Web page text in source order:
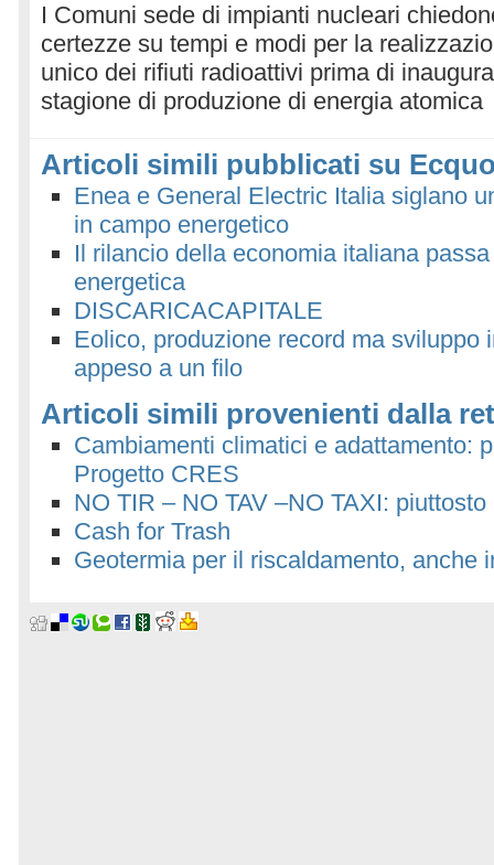
I Comuni sede di impianti nucleari
certezze su tempi e modi per la
unico dei rifiuti radioattivi prima di
stagione di produzione di energia atomica
Articoli simili pubblicati su
Enea e General Electric Italia siglano
in campo energetico
Il rilancio della economia italiana
energetica
DISCARICACAPITALE
Eolico, produzione record ma sviluppo
appeso a un filo
Articoli simili provenienti dalla
Cambiamenti climatici e adattamento:
Progetto CRES
NO TIR – NO TAV –NO TAXI:
Cash for Trash
Geotermia per il riscaldamento, anche